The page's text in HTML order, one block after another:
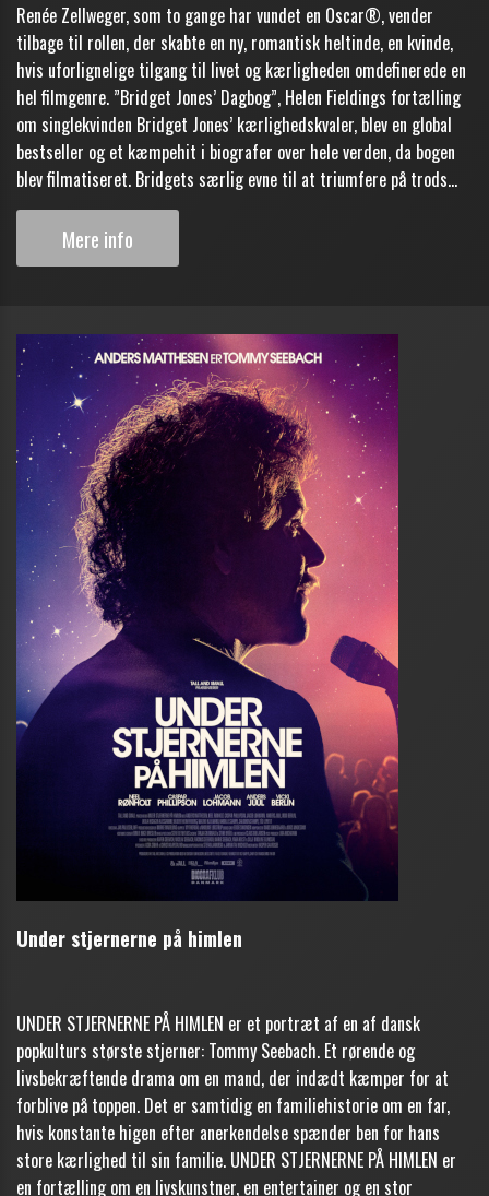
Renée Zellweger, som to gange har vundet en Oscar®, vender
tilbage til rollen, der skabte en ny, romantisk heltinde, en kvinde,
hvis uforlignelige tilgang til livet og kærligheden omdefinerede en
hel filmgenre. ”Bridget Jones’ Dagbog”, Helen Fieldings fortælling
om singlekvinden Bridget Jones’ kærlighedskvaler, blev en global
bestseller og et kæmpehit i biografer over hele verden, da bogen
blev filmatiseret. Bridgets særlig evne til at triumfere på trods...
Mere info
Under stjernerne på himlen
UNDER STJERNERNE PÅ HIMLEN er et portræt af en af dansk
popkulturs største stjerner: Tommy Seebach. Et rørende og
livsbekræftende drama om en mand, der indædt kæmper for at
forblive på toppen. Det er samtidig en familiehistorie om en far,
hvis konstante higen efter anerkendelse spænder ben for hans
store kærlighed til sin familie. UNDER STJERNERNE PÅ HIMLEN er
en fortælling om en livskunstner, en entertainer og en stor